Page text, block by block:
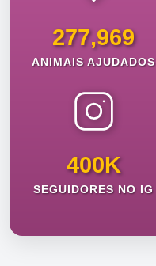
277,969
ANIMAIS AJUDADOS
400K
SEGUIDORES NO IG